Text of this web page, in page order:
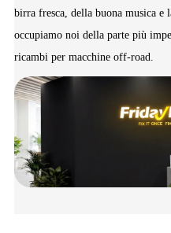
birra fresca, della buona musica e
occupiamo noi della parte più
ricambi per macchine off-road.